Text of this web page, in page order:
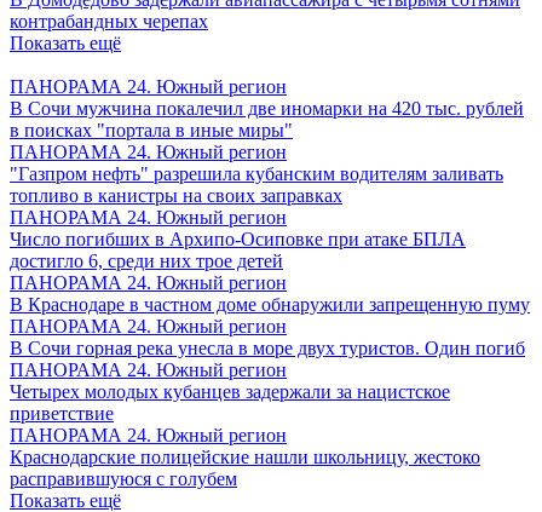
контрабандных черепах
Показать ещё
ПАНОРАМА 24. Южный регион
В Сочи мужчина покалечил две иномарки на 420 тыс. рублей
в поисках "портала в иные миры"
ПАНОРАМА 24. Южный регион
"Газпром нефть" разрешила кубанским водителям заливать
топливо в канистры на своих заправках
ПАНОРАМА 24. Южный регион
Число погибших в Архипо-Осиповке при атаке БПЛА
достигло 6, среди них трое детей
ПАНОРАМА 24. Южный регион
В Краснодаре в частном доме обнаружили запрещенную пуму
ПАНОРАМА 24. Южный регион
В Сочи горная река унесла в море двух туристов. Один погиб
ПАНОРАМА 24. Южный регион
Четырех молодых кубанцев задержали за нацистское
приветствие
ПАНОРАМА 24. Южный регион
Краснодарские полицейские нашли школьницу, жестоко
расправившуюся с голубем
Показать ещё